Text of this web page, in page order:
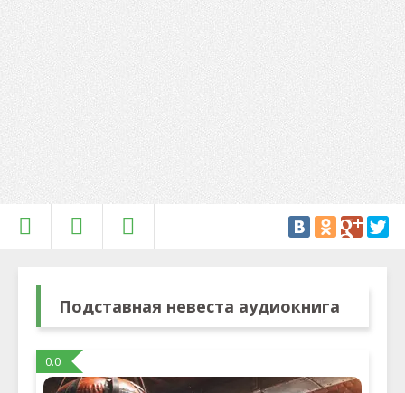
Подставная невеста аудиокнига
0.0